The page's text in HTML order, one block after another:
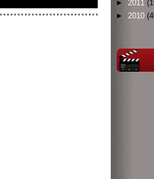
► 2011
► 2010